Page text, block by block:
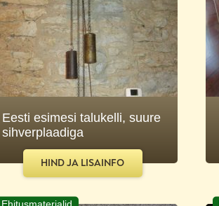
Eesti esimesi talukelli, suure
sihverplaadiga
HIND JA LISAINFO
Ehitusmaterjalid